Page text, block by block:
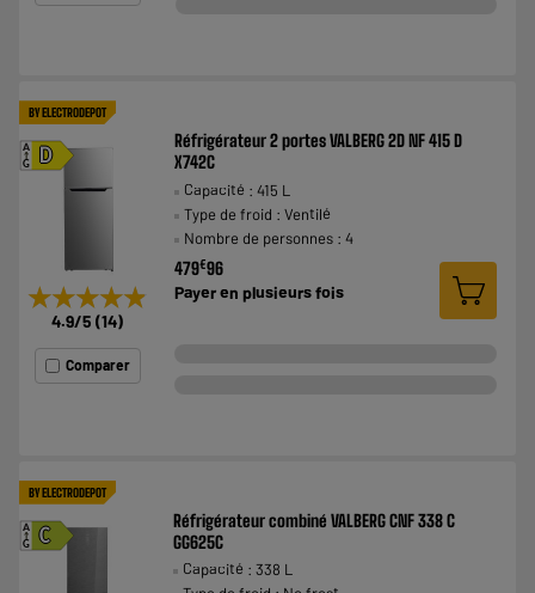
BY ELECTRODEPOT
D
A
G
★★★★★
★★★★★
4.9/5 (14)
Comparer
Réfrigérateur 2 portes VALBERG 2D NF 415 D
X742C
Capacité : 415 L
Type de froid : Ventilé
Nombre de personnes : 4
479€96
Payer en plusieurs fois
BY ELECTRODEPOT
C
A
G
Réfrigérateur combiné VALBERG CNF 338 C
GG625C
Capacité : 338 L